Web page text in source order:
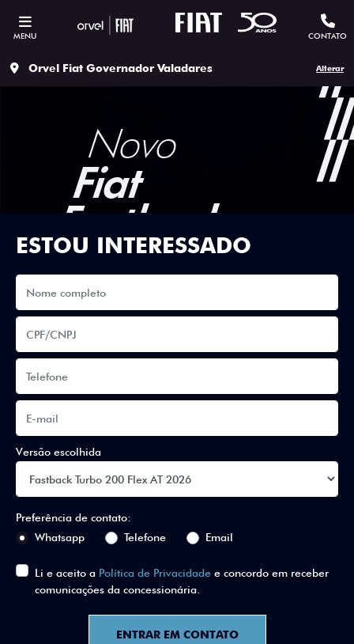
MENU CONTATO
Orvel Fiat Governador Valadares Alterar
ESTOU INTERESSADO
Versão escolhida
Preferência de contato:
Whatsapp
Telefone Email
Li e aceito a Política de Privacidade e concordo em receber
comunicações da concessionária.
ENTRAR EM CONTATO